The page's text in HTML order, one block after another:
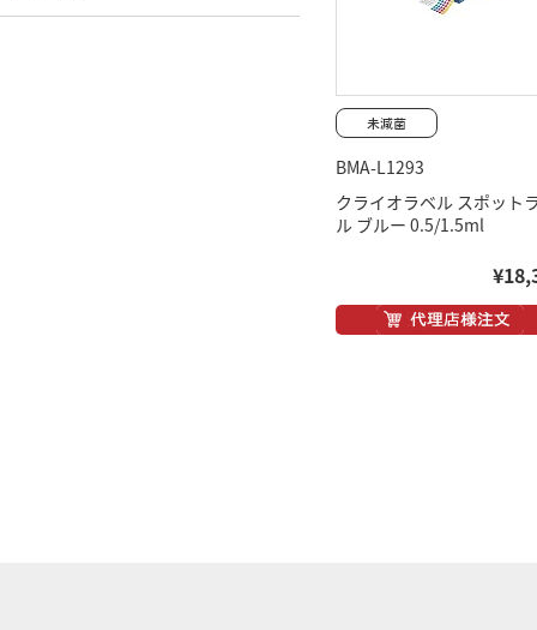
BMA-L1293
クライオラベル スポット
ル ブルー 0.5/1.5ml